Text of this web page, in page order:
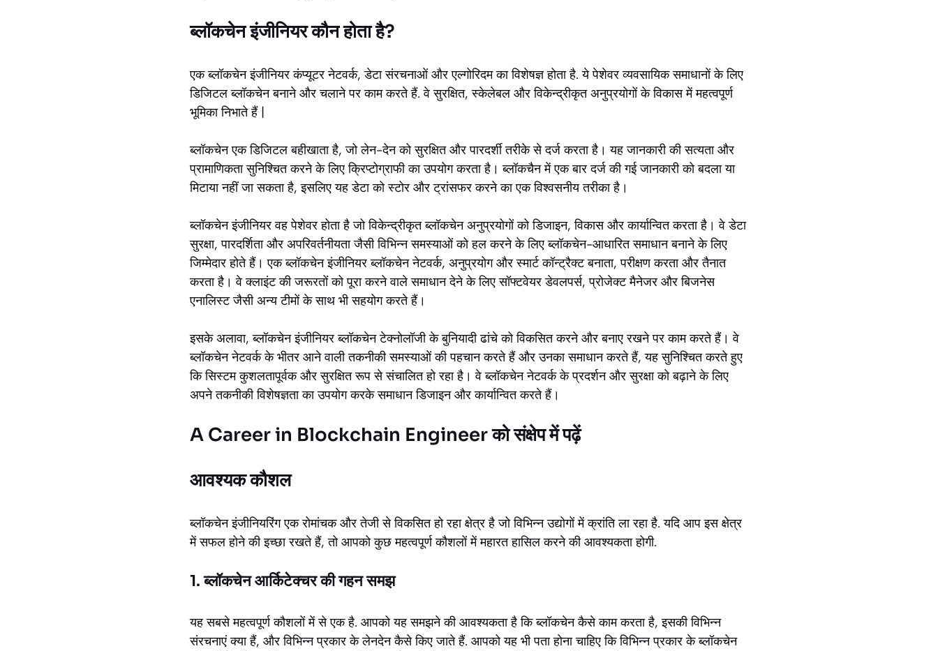
ब्लॉकचेन इंजीनियर कौन होता है?
एक ब्लॉकचेन इंजीनियर कंप्यूटर नेटवर्क, डेटा संरचनाओं और एल्गोरिदम का विशेषज्ञ होता है. ये पेशेवर व्यवसायिक समाधानों के लिए
डिजिटल ब्लॉकचेन बनाने और चलाने पर काम करते हैं. वे सुरक्षित, स्केलेबल और विकेन्द्रीकृत अनुप्रयोगों के विकास में महत्वपूर्ण
भूमिका निभाते हैं |
ब्लॉकचेन एक डिजिटल बहीखाता है, जो लेन-देन को सुरक्षित और पारदर्शी तरीके से दर्ज करता है। यह जानकारी की सत्यता और
प्रामाणिकता सुनिश्चित करने के लिए क्रिप्टोग्राफी का उपयोग करता है। ब्लॉकचैन में एक बार दर्ज की गई जानकारी को बदला या
मिटाया नहीं जा सकता है, इसलिए यह डेटा को स्टोर और ट्रांसफर करने का एक विश्वसनीय तरीका है।
ब्लॉकचेन इंजीनियर वह पेशेवर होता है जो विकेन्द्रीकृत ब्लॉकचेन अनुप्रयोगों को डिजाइन, विकास और कार्यान्वित करता है। वे डेटा
सुरक्षा, पारदर्शिता और अपरिवर्तनीयता जैसी विभिन्न समस्याओं को हल करने के लिए ब्लॉकचेन-आधारित समाधान बनाने के लिए
जिम्मेदार होते हैं। एक ब्लॉकचेन इंजीनियर ब्लॉकचेन नेटवर्क, अनुप्रयोग और स्मार्ट कॉन्ट्रैक्ट बनाता, परीक्षण करता और तैनात
करता है। वे क्लाइंट की जरूरतों को पूरा करने वाले समाधान देने के लिए सॉफ्टवेयर डेवलपर्स, प्रोजेक्ट मैनेजर और बिजनेस
एनालिस्ट जैसी अन्य टीमों के साथ भी सहयोग करते हैं।
इसके अलावा, ब्लॉकचेन इंजीनियर ब्लॉकचेन टेक्नोलॉजी के बुनियादी ढांचे को विकसित करने और बनाए रखने पर काम करते हैं। वे
ब्लॉकचेन नेटवर्क के भीतर आने वाली तकनीकी समस्याओं की पहचान करते हैं और उनका समाधान करते हैं, यह सुनिश्चित करते हुए
कि सिस्टम कुशलतापूर्वक और सुरक्षित रूप से संचालित हो रहा है। वे ब्लॉकचेन नेटवर्क के प्रदर्शन और सुरक्षा को बढ़ाने के लिए
अपने तकनीकी विशेषज्ञता का उपयोग करके समाधान डिजाइन और कार्यान्वित करते हैं।
A Career in Blockchain Engineer को संक्षेप में पढ़ें
आवश्यक कौशल
ब्लॉकचेन इंजीनियरिंग एक रोमांचक और तेजी से विकसित हो रहा क्षेत्र है जो विभिन्न उद्योगों में क्रांति ला रहा है. यदि आप इस क्षेत्र
में सफल होने की इच्छा रखते हैं, तो आपको कुछ महत्वपूर्ण कौशलों में महारत हासिल करने की आवश्यकता होगी.
1. ब्लॉकचेन आर्किटेक्चर की गहन समझ
यह सबसे महत्वपूर्ण कौशलों में से एक है. आपको यह समझने की आवश्यकता है कि ब्लॉकचेन कैसे काम करता है, इसकी विभिन्न
संरचनाएं क्या हैं, और विभिन्न प्रकार के लेनदेन कैसे किए जाते हैं. आपको यह भी पता होना चाहिए कि विभिन्न प्रकार के ब्लॉकचेन